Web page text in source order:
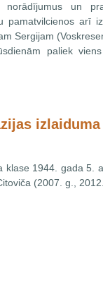
un
pamatvilcienos arī
Sergijam
paliek
klase 1944. gada 5.
(2007. g.,